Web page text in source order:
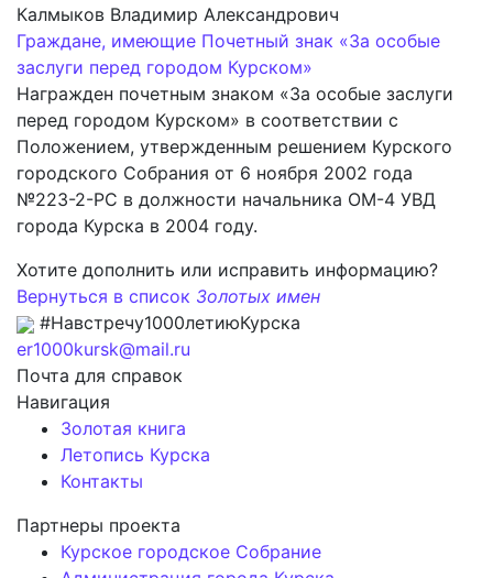
Калмыков Владимир Александрович
Граждане, имеющие Почетный знак «За особые
заслуги перед городом Курском»
Награжден почетным знаком «За особые заслуги
перед городом Курском» в соответствии с
Положением, утвержденным решением Курского
городского Собрания от 6 ноября 2002 года
№223-2-РС в должности начальника ОМ-4 УВД
города Курска в 2004 году.
Хотите дополнить или исправить информацию?
Вернуться в список Золотых имен
#Навстречу1000летиюКурска
er1000kursk@mail.ru
Почта для справок
Навигация
Золотая книга
Летопись Курска
Контакты
Партнеры проекта
Курское городское Собрание